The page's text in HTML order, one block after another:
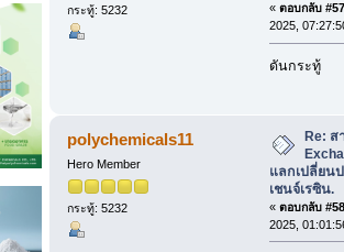
กระทู้: 5232 « ตอบกลับ
2025,
ดันกระทู้
polychemicals11
Hero Member
กระทู้: 5232
Re: ส
แลกเปลี่ยน
เชนจ์เรซิน.
« ตอบกลับ
2025,